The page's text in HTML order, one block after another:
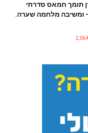
תומך חמאס סדרתי
ומשיבה מלחמה שערה.
2,064